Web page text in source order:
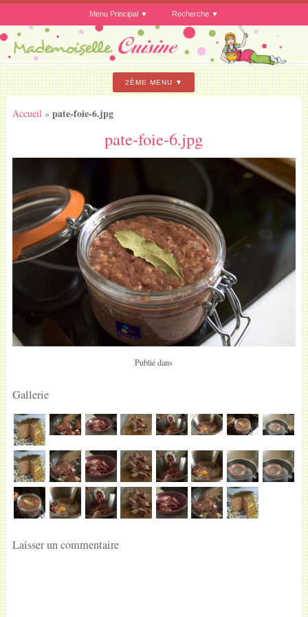
Menu Principal Recherche
2ÈME MENU
Accueil » pate-foie-6.jpg
pate-foie-6.jpg
Publié dans
Gallerie
Laisser un commentaire